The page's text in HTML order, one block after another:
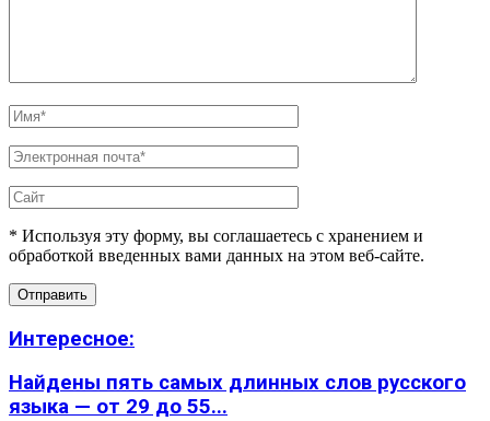
* Используя эту форму, вы соглашаетесь с хранением и
обработкой введенных вами данных на этом веб-сайте.
Интересное:
Найдены пять самых длинных слов русского
языка — от 29 до 55...